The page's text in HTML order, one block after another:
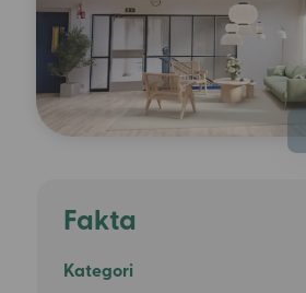
Fakta
Kategori